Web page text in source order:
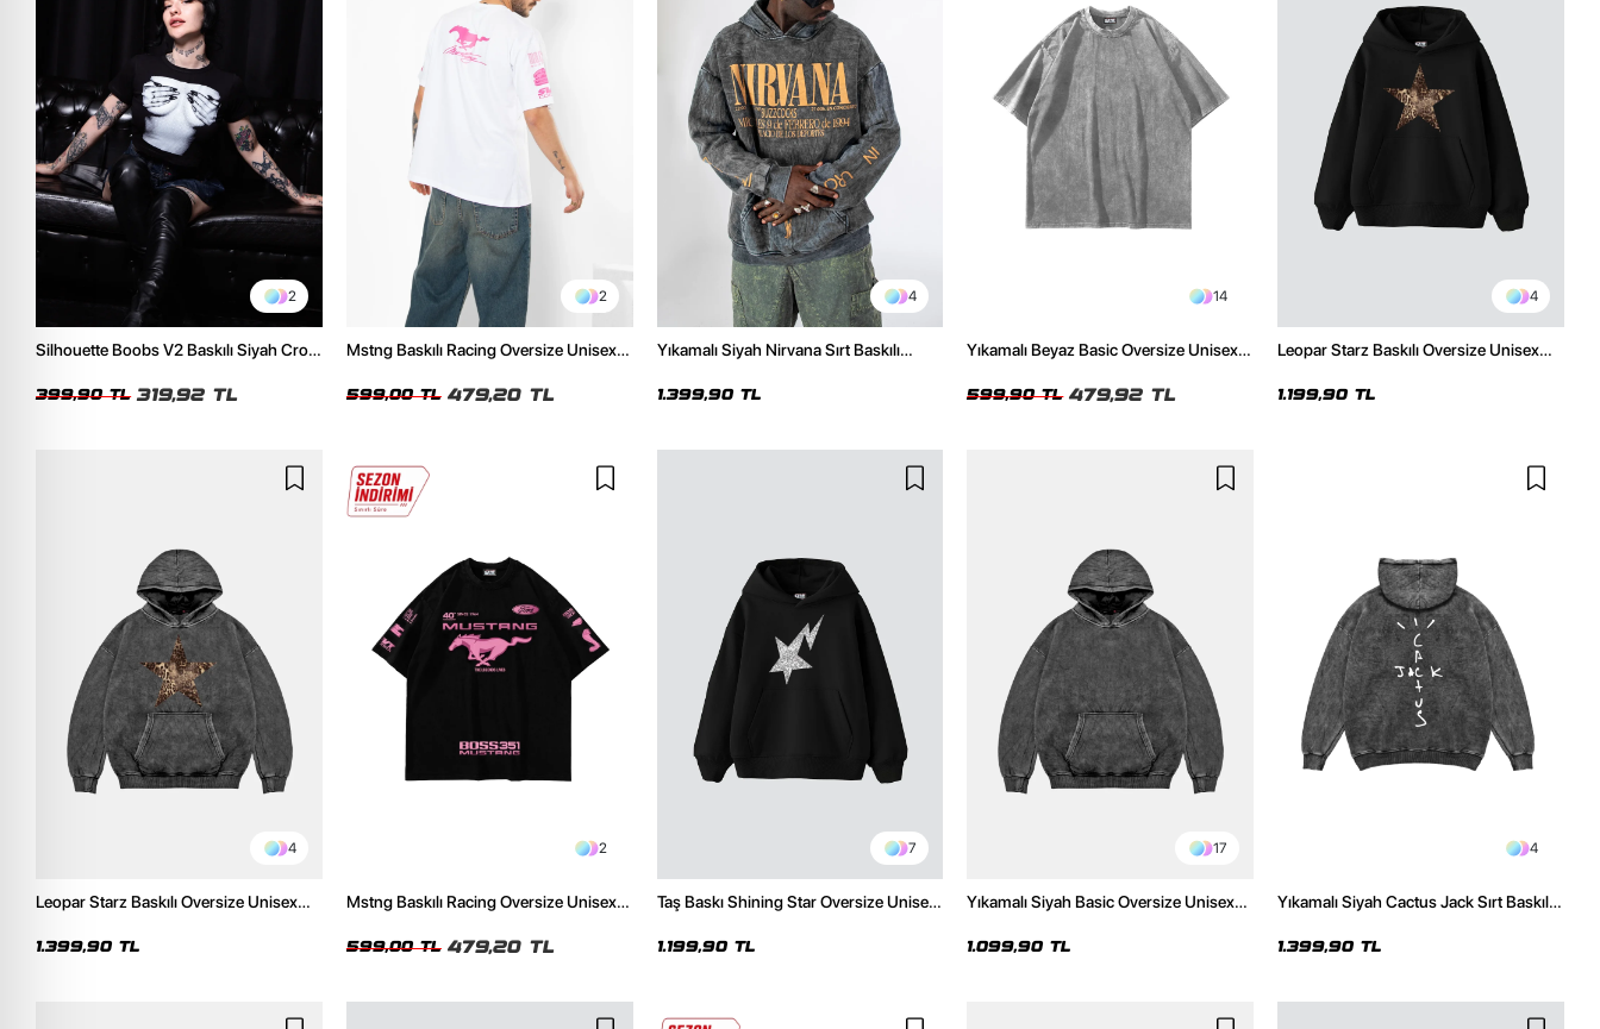
2
Silhouette Boobs V2 Baskılı Siyah Crop
399,90 TL 319,92 TL
2
Mstng Baskılı Racing Oversize Unisex
599,00 TL 479,20 TL
4
Yıkamalı Siyah Nirvana Sırt Baskılı
1.399,90 TL
14
Yıkamalı Beyaz Basic Oversize Unisex
599,90 TL 479,92 TL
4
Leopar Starz Baskılı Oversize Unisex
1.199,90 TL
4
Leopar Starz Baskılı Oversize Unisex
1.399,90 TL
2
Mstng Baskılı Racing Oversize Unisex
599,00 TL 479,20 TL
7
Taş Baskı Shining Star Oversize Unisex
1.199,90 TL
17
Yıkamalı Siyah Basic Oversize Unisex
1.099,90 TL
4
Yıkamalı Siyah Cactus Jack Sırt Baskılı
1.399,90 TL